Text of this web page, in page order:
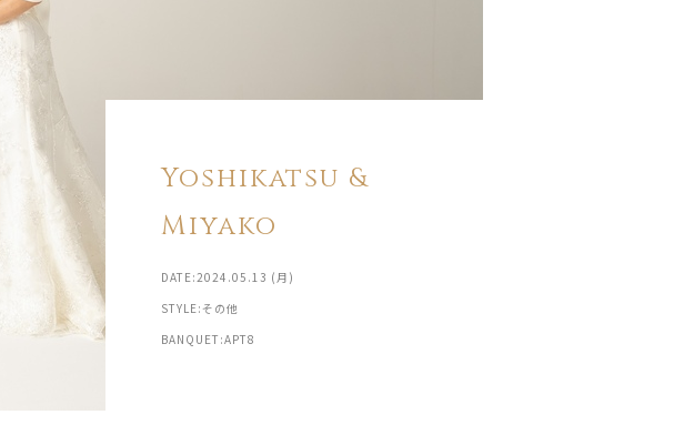
Yoshikatsu &
Miyako
DATE:2024.05.13 (月)
STYLE:その他
BANQUET:APT8